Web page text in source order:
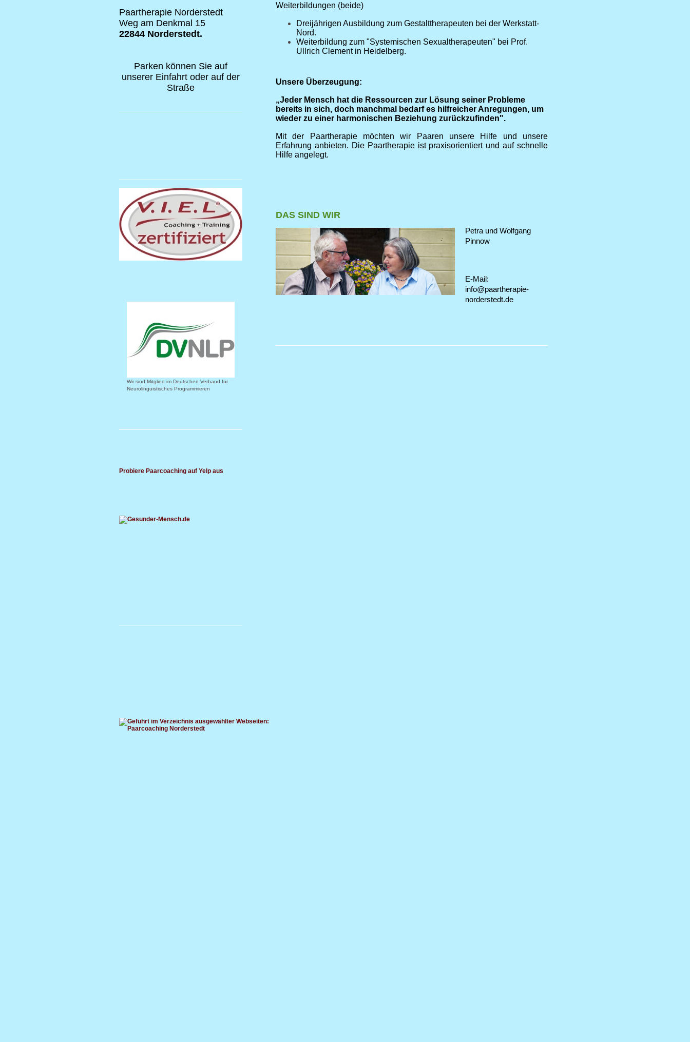
Weiterbildungen (beide)
Dreijährigen Ausbildung zum Gestalttherapeuten bei der Werkstatt-
Nord.
Weiterbildung zum "Systemischen Sexualtherapeuten" bei Prof.
Ullrich Clement in Heidelberg.
Unsere Überzeugung:
„Jeder Mensch hat die Ressourcen zur Lösung seiner Probleme
bereits in sich, doch manchmal bedarf es hilfreicher Anregungen, um
wieder zu einer harmonischen Beziehung zurückzufinden".
Mit der Paartherapie möchten wir Paaren unsere Hilfe und unsere
Erfahrung anbieten. Die Paartherapie ist praxisorientiert und auf schnelle
Hilfe angelegt.
DAS SIND WIR
Petra und Wolfgang
Pinnow
E-Mail:
info@paartherapie-
norderstedt.de
Paartherapie Norderstedt
Weg am Denkmal 15
22844 Norderstedt.
Parken können Sie auf
unserer Einfahrt oder auf der
Straße
Wir sind Mitglied im Deutschen Verband für
Neurolinguistisches Programmieren
Probiere Paarcoaching auf Yelp aus